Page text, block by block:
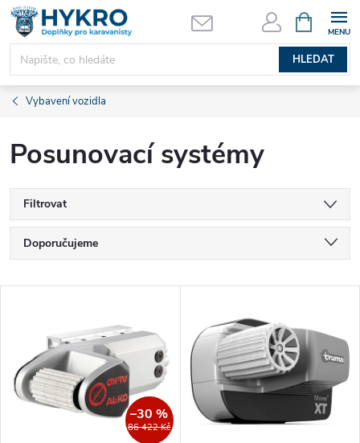
Přejít
obsah
HLEDAT
NÁKUPNÍ
KOŠÍK
Vybavení vozidla
Posunovací systémy
Filtrovat
Ř
a
e
n
Doporučujeme
Nejprodávanější
Abecedně
p
86 422 Kč
–30 %